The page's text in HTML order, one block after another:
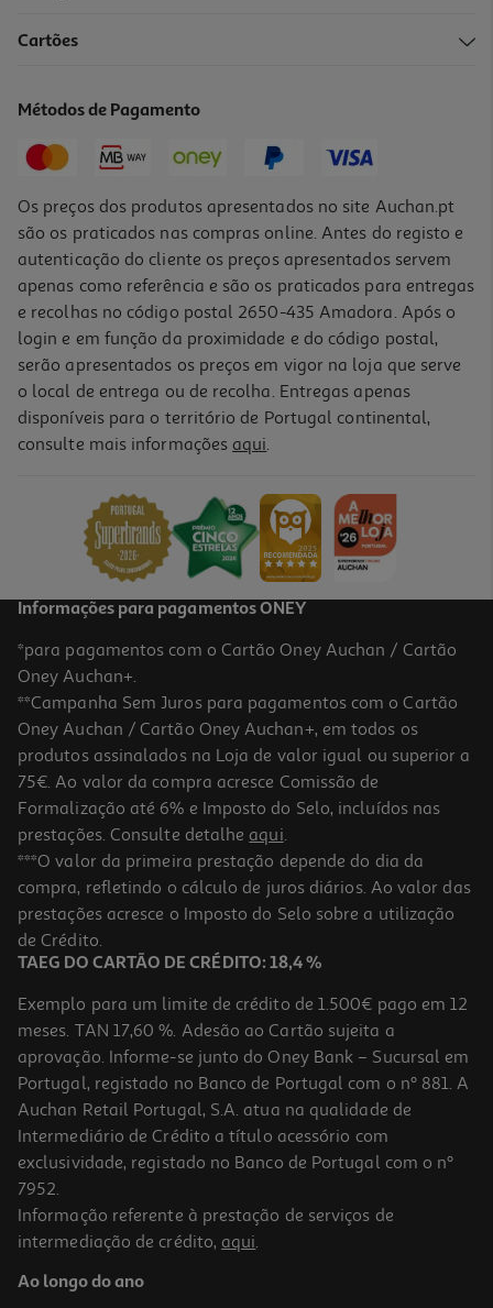
Cartões
Métodos de Pagamento
Os preços dos produtos apresentados no site Auchan.pt
são os praticados nas compras online. Antes do registo e
autenticação do cliente os preços apresentados servem
apenas como referência e são os praticados para entregas
e recolhas no código postal 2650-435 Amadora. Após o
login e em função da proximidade e do código postal,
serão apresentados os preços em vigor na loja que serve
o local de entrega ou de recolha. Entregas apenas
disponíveis para o território de Portugal continental,
consulte mais informações aqui.
Informações para pagamentos ONEY
*para pagamentos com o Cartão Oney Auchan / Cartão
Oney Auchan+.
**Campanha Sem Juros para pagamentos com o Cartão
Oney Auchan / Cartão Oney Auchan+, em todos os
produtos assinalados na Loja de valor igual ou superior a
75€. Ao valor da compra acresce Comissão de
Formalização até 6% e Imposto do Selo, incluídos nas
prestações. Consulte detalhe aqui.
***O valor da primeira prestação depende do dia da
compra, refletindo o cálculo de juros diários. Ao valor das
prestações acresce o Imposto do Selo sobre a utilização
de Crédito.
TAEG DO CARTÃO DE CRÉDITO: 18,4 %
Exemplo para um limite de crédito de 1.500€ pago em 12
meses. TAN 17,60 %. Adesão ao Cartão sujeita a
aprovação. Informe-se junto do Oney Bank – Sucursal em
Portugal, registado no Banco de Portugal com o nº 881. A
Auchan Retail Portugal, S.A. atua na qualidade de
Intermediário de Crédito a título acessório com
exclusividade, registado no Banco de Portugal com o nº
7952.
Informação referente à prestação de serviços de
intermediação de crédito, aqui.
Ao longo do ano